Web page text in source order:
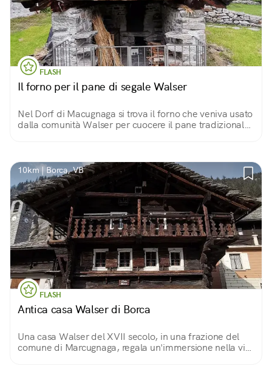
FLASH
Il forno per il pane di segale Walser
Nel Dorf di Macugnaga si trova il forno che veniva usato
dalla comunità Walser per cuocere il pane tradizionale
10km | Borca, VB
FLASH
Antica casa Walser di Borca
Una casa Walser del XVII secolo, in una frazione del
comune di Marcugnaga, regala un'immersione nella vita